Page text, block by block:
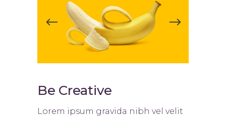
Be Creative
Lorem ipsum gravida nibh vel velit